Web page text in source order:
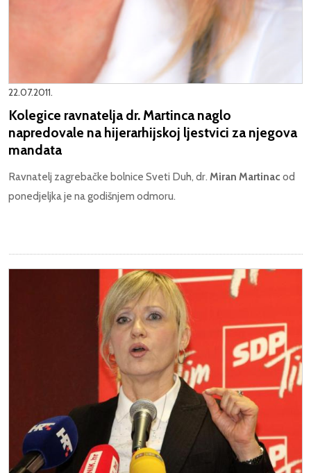
22.07.2011.
Kolegice ravnatelja dr. Martinca naglo
napredovale na hijerarhijskoj ljestvici za njegova
mandata
Ravnatelj zagrebačke bolnice Sveti Duh, dr. Miran Martinac od
ponedjeljka je na godišnjem odmoru.